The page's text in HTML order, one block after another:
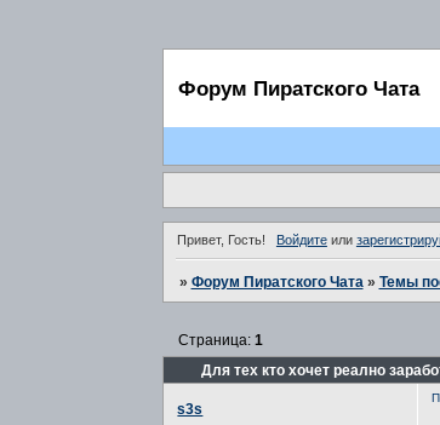
Форум Пиратского Чата
Привет, Гость! Войдитеили
» Форум Пиратского Чата » Темы
Для тех кто хочет реално
Страница: 1
s3s